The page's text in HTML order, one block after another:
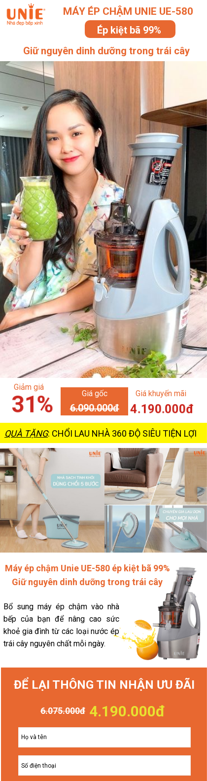
MÁY ÉP CHẬM UNIE UE-580
Ép kiệt bã 99%
Giữ nguyên dinh dưỡng trong trái cây
Giá gốc Giá khuyến mãi
6.090.000đ 4.190.000đ
Giảm giá
31%
QUÀ TẶNG: CHỔI LAU NHÀ 360 ĐỘ SIÊU TIỆN LỢI
Máy ép chậm Unie UE-580 ép kiệt bã 99%
Giữ nguyên dinh dưỡng trong trái cây
Bổ sung máy ép chậm vào nhà
bếp của bạn để nâng cao sức
khoẻ gia đình từ các loại nước ép
trái cây nguyên chất mỗi ngày.
6.075.000đ 4.190.000đ
ĐỂ LẠI THÔNG TIN NHẬN ƯU ĐÃI